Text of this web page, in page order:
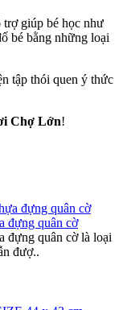
giúp bé học như
bé bằng những loại
tập thói quen ý thức
Chợ Lớn!
đựng quân cờ
đựng quân cờ là loại
đượ..